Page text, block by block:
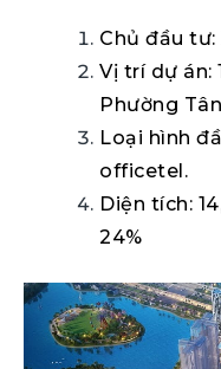
Chủ đầu tư:
Vị trí dự án:
Phường
Loại hình
officetel.
Diện tích:
24%